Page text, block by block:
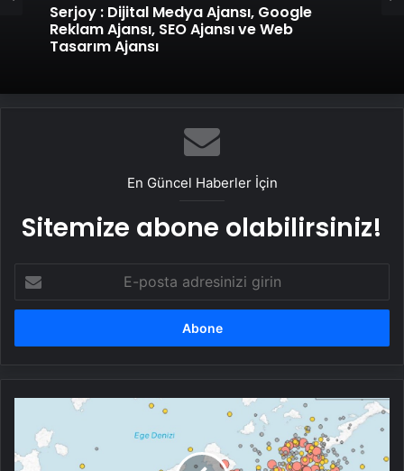
Serjoy : Dijital Medya Ajansı, Google
Reklam Ajansı, SEO Ajansı ve Web
Tasarım Ajansı
En Güncel Haberler İçin
Sitemize abone olabilirsiniz!
posta
adresinizi
fırtınası
sürüyor: